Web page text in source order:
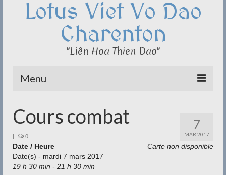
Lotus Viet Vo Dao
Charenton
"Liên Hoa Thien Dao"
Menu
Qi Cong – Taï Chi
Disciplines
Méditation
7
MAR 2017
Cours combat
| 0
Carte non disponible
Date / Heure
Date(s) - mardi 7 mars 2017
19 h 30 min - 21 h 30 min